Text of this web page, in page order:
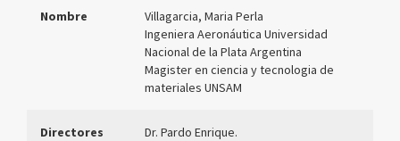
Nombre
Villagarcia, Maria Perla
Ingeniera Aeronáutica Universidad
Nacional de la Plata Argentina
Magister en ciencia y tecnologia de
materiales UNSAM
Directores
Dr. Pardo Enrique.